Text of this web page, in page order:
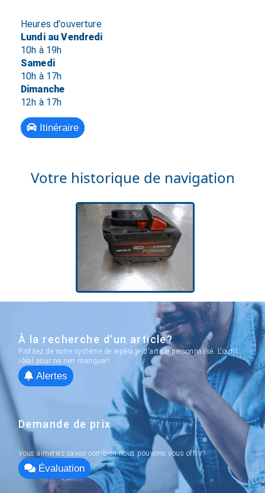
Heures d'ouverture
Lundi au Vendredi
10h à 19h
Samedi
10h à 17h
Dimanche
12h à 17h
Itinéraire
Votre historique de navigation
À la recherche d'un article?
Profitez de notre système de repérage d'article personnalisé. L'outil
idéal pour ne rien manquer!
Alertes
Demande de prix
Vous aimeriez savoir combien nous pouvons vous offrir?
Évaluation